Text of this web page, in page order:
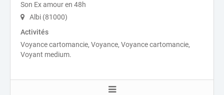
Son Ex amour en 48h
Albi (81000)
Activités
Voyance cartomancie, Voyance, Voyance cartomancie,
Voyant medium.